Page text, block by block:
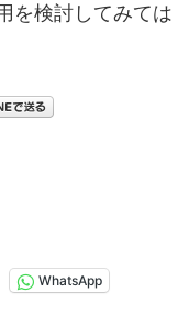
を検討してみては
WhatsApp